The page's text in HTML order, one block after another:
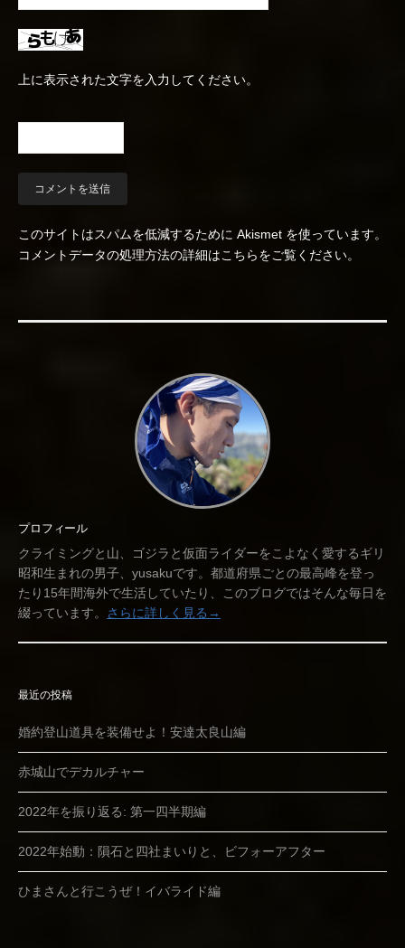
上に表示された文字を入力してください。
このサイトはスパムを低減するために Akismet を使っています。
コメントデータの処理方法の詳細はこちらをご覧ください。
プロフィール
クライミングと山、ゴジラと仮面ライダーをこよなく愛するギリ
昭和生まれの男子、yusakuです。都道府県ごとの最高峰を登っ
たり15年間海外で生活していたり、このブログではそんな毎日を
綴っています。
さらに詳しく見る→
最近の投稿
婚約登山道具を装備せよ！安達太良山編
赤城山でデカルチャー
2022年を振り返る: 第一四半期編
2022年始動：隕石と四社まいりと、ビフォーアフター
ひまさんと行こうぜ！イバライド編